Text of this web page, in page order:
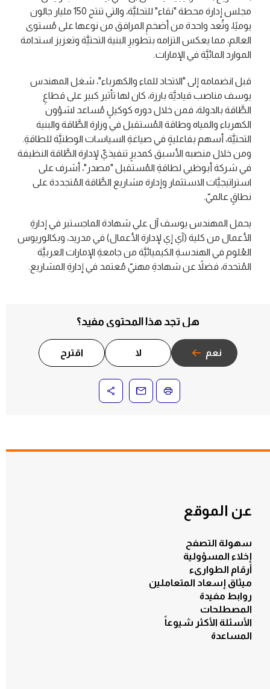
مجلس إدارة محطة "نقاء" للتحليَّة، والتي تنتج 150 مليار جالون
يوميًا، وتُعد واحدة من أضخمِ المرافق من نوعها على مُستوى
العالم، مما يعكس التزامه بتطويرِ البنية التحتيَّة وتعزيز استدامة
الموارد المائيَّة في الإمارات.
قبل انضمامه إلى "الاتحاد للماء والكهرباء"، شغل المهندس
يوسف مناصب قياديَّة بارزة، كان لها تأثير كبير على قطاعِ
الطَّاقة بالدولة، فمن خلال دوره كوكيلٍ مُساعد لشؤون
الكهرباء والمياه وطاقة المُستقبل في وزارة الطَّاقة والبنية
التحتيَّة، أسهم بفاعليةٍ في صياغةِ السياسات الوطنيَّة للطاقةِ.
ومن خلال منصبه الأسبق كمديرٍ تنفيذيّ لإدارة الطَّاقة النظيفة
في شركة أبوظبي لطاقةِ المُستقبل "مصدر"، أشرف على
استراتيجيَّات الاستثمار وإدارة مشاريع الطَّاقة المُتجددة على
نطاقٍ عالميّ.
يحمل المهندس يوسف آل علي شهادة الماجستير في إدارةِ
الأعمال من كلية (آي إي لإدارة الأعمال) في مدريد، وبكالوريوس
العُلوم في الهندسةِ الكيميائيَّة من جامعةِ الإمارات العربيَّة
المُتحدة، فضلاً عن شهادةِ مهنيّ مُعتمد في إدارةِ المشاريع.
هل تجد هذا المحتوى مفيد؟
نعم لا اقترح
عن الموقع
سهولة التصفح
إخلاء المسؤولية
أرقام الطوارىء
ميثاق إسعاد المتعاملين
روابط مفيدة
المصطلحات
الأسئلة الأكثر شيوعاً
المساعدة